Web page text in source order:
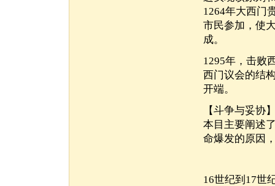
1264年大西门
市民参加，使
成。
1295年，击败
西门议会的结
开端。
【斗争与妥协
本目主要阐述
命爆发的原因
16世纪到17世